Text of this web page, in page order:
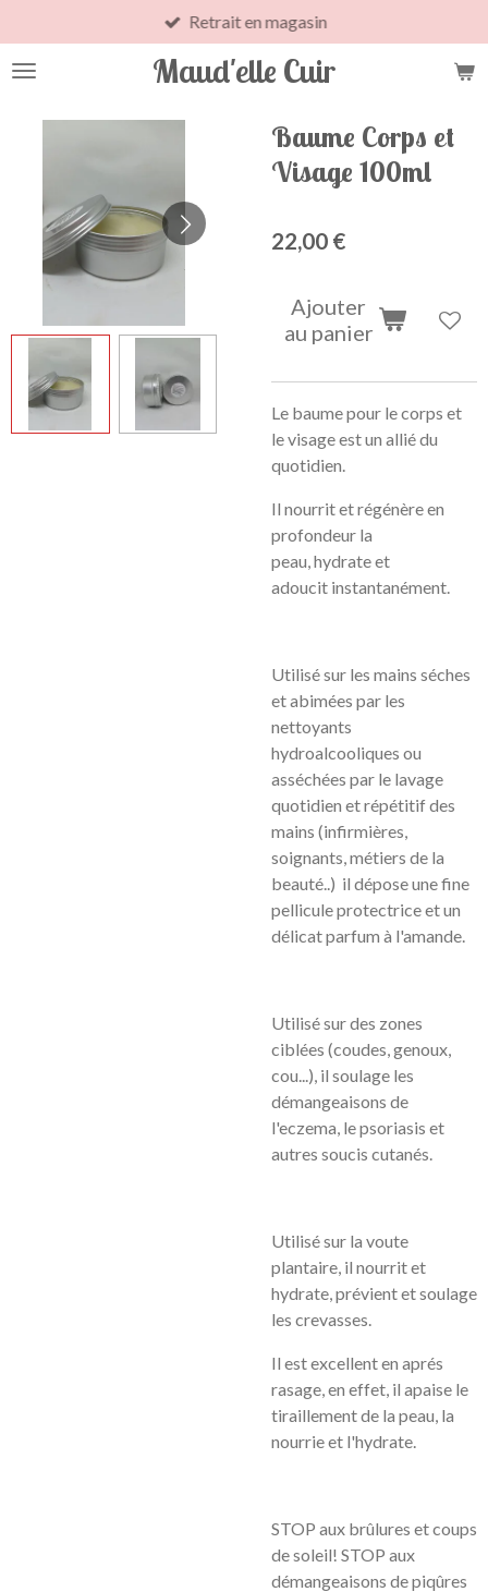
au
contenu
Maud'elle Cuir
Retrait en magasin
Baume Corps et
Visage 100ml
22,00 €
Ajouter
au panier
Le baume pour le corps et
le visage est un allié du
quotidien.
Il nourrit et régénère en
profondeur la
peau, hydrate et
adoucit instantanément.
Utilisé sur les mains séches
et abimées par les
nettoyants
hydroalcooliques ou
asséchées par le lavage
quotidien et répétitif des
mains (infirmières,
soignants, métiers de la
beauté..) il dépose une fine
pellicule protectrice et un
délicat parfum à l'amande.
Utilisé sur des zones
ciblées (coudes, genoux,
cou...), il soulage les
démangeaisons de
l'eczema, le psoriasis et
autres soucis cutanés.
Utilisé sur la voute
plantaire, il nourrit et
hydrate, prévient et soulage
les crevasses.
Il est excellent en aprés
rasage, en effet, il apaise le
tiraillement de la peau, la
nourrie et l'hydrate.
STOP aux brûlures et coups
de soleil! STOP aux
démangeaisons de piqûres